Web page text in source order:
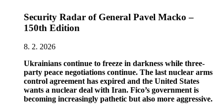
Security Radar of General Pavel Macko –
150th Edition
8. 2. 2026
Ukrainians continue to freeze in darkness while three-
party peace negotiations continue. The last nuclear arms
control agreement has expired and the United States
wants a nuclear deal with Iran. Fico’s government is
becoming increasingly pathetic but also more aggressive.